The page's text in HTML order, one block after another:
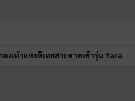
รองเท้าแตะดีเทลสายคาดเท้ารุ่น Yara